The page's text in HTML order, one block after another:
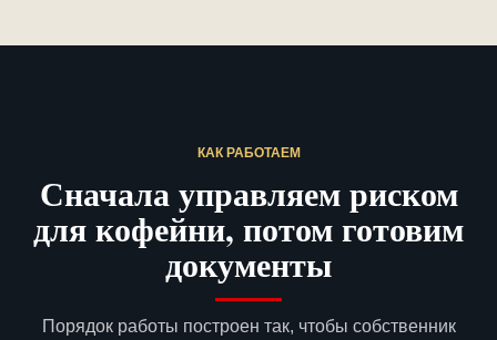
КАК РАБОТАЕМ
Сначала управляем риском
для кофейни, потом готовим
документы
Порядок работы построен так, чтобы собственник